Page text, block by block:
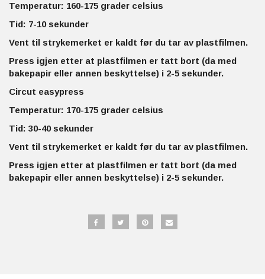
Temperatur: 160-175 grader celsius
Tid: 7-10 sekunder
Vent til strykemerket er kaldt før du tar av plastfilmen.
Press igjen etter at plastfilmen er tatt bort (da med
bakepapir eller annen beskyttelse) i 2-5 sekunder.
Circut easypress
Temperatur: 170-175 grader celsius
Tid: 30-40 sekunder
Vent til strykemerket er kaldt før du tar av plastfilmen.
Press igjen etter at plastfilmen er tatt bort (da med
bakepapir eller annen beskyttelse) i 2-5 sekunder.